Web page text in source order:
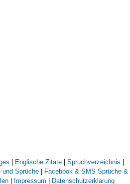
| Englische Zitate | Spruchverzeichnis |
Sprüche | Facebook & SMS Sprüche &
| Impressum | Datenschutzerklärung